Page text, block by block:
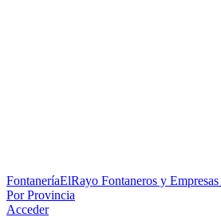
FontaneríaElRayo Fontaneros y
Por Provincia
Acceder